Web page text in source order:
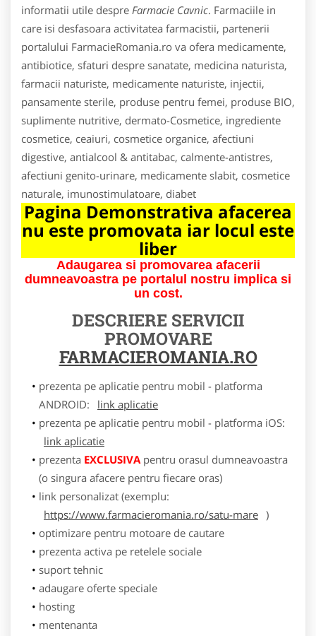
informatii utile despre Farmacie Cavnic. Farmaciile in
care isi desfasoara activitatea farmacistii, partenerii
portalului FarmacieRomania.ro va ofera medicamente,
antibiotice, sfaturi despre sanatate, medicina naturista,
farmacii naturiste, medicamente naturiste, injectii,
pansamente sterile, produse pentru femei, produse BIO,
suplimente nutritive, dermato-Cosmetice, ingrediente
cosmetice, ceaiuri, cosmetice organice, afectiuni
digestive, antialcool & antitabac, calmente-antistres,
afectiuni genito-urinare, medicamente slabit, cosmetice
naturale, imunostimulatoare, diabet
Pagina Demonstrativa afacerea
nu este promovata iar locul este
liber
Adaugarea si promovarea afacerii
dumneavoastra pe portalul nostru implica si
un cost.
DESCRIERE SERVICII
PROMOVARE
FARMACIEROMANIA.RO
prezenta pe aplicatie pentru mobil - platforma
ANDROID:
link aplicatie
prezenta pe aplicatie pentru mobil - platforma iOS:
link aplicatie
prezenta EXCLUSIVApentru orasul dumneavoastra
(o singura afacere pentru fiecare oras)
link personalizat (exemplu:
https://www.farmacieromania.ro/satu-mare )
optimizare pentru motoare de cautare
prezenta activa pe retelele sociale
suport tehnic
adaugare oferte speciale
hosting
mentenanta